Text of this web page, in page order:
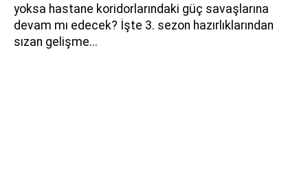
yoksa hastane koridorlarındaki güç savaşlarına
devam mı edecek? İşte 3. sezon hazırlıklarından
sızan gelişme...